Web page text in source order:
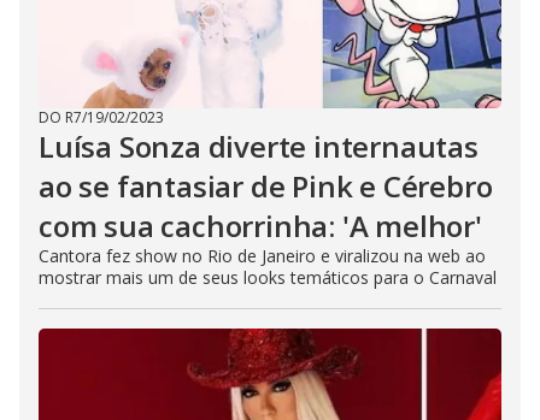
DO R7/19/02/2023
Luísa Sonza diverte internautas
ao se fantasiar de Pink e Cérebro
com sua cachorrinha: 'A melhor'
Cantora fez show no Rio de Janeiro e viralizou na web ao
mostrar mais um de seus looks temáticos para o Carnaval